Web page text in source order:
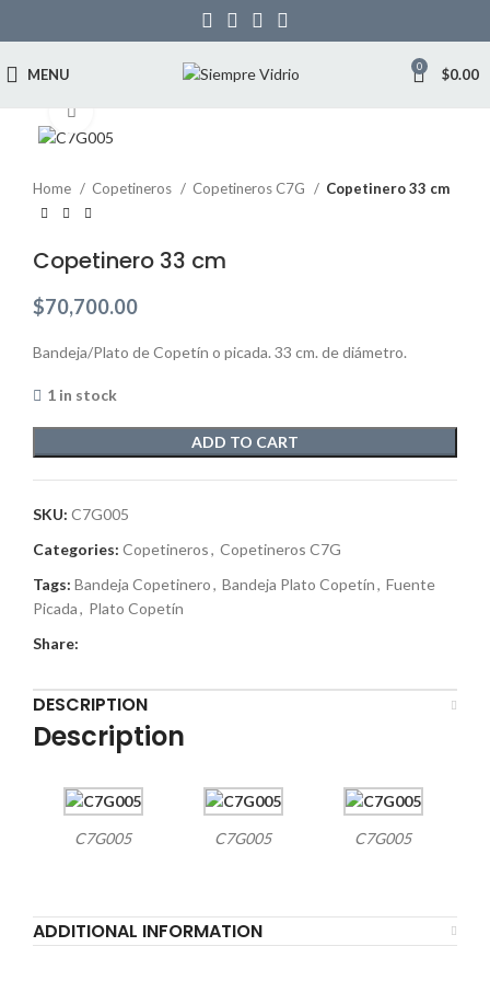
MENU 0 $0.00
Home Copetineros Copetineros C7G Copetinero 33 cm
Copetinero 33 cm
$70,700.00
Bandeja/Plato de Copetín o picada. 33 cm. de diámetro.
1 in stock
ADD TO CART
SKU: C7G005
Categories: Copetineros, Copetineros C7G
Tags: Bandeja Copetinero, Bandeja Plato Copetín, Fuente
Picada, Plato Copetín
Share:
DESCRIPTION
Description
C7G005 C7G005 C7G005
ADDITIONAL INFORMATION